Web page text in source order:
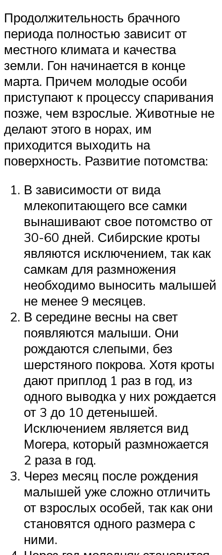
Продолжительность брачного
периода полностью зависит от
местного климата и качества
земли. Гон начинается в конце
марта. Причем молодые особи
приступают к процессу спаривания
позже, чем взрослые. Животные не
делают этого в норах, им
приходится выходить на
поверхность. Развитие потомства:
В зависимости от вида
млекопитающего все самки
вынашивают свое потомство от
30-60 дней. Сибирские кроты
являются исключением, так как
самкам для размножения
необходимо выносить малышей
не менее 9 месяцев.
В середине весны на свет
появляются малыши. Они
рождаются слепыми, без
шерстяного покрова. Хотя кроты
дают приплод 1 раз в год, из
одного выводка у них рождается
от 3 до 10 детенышей.
Исключением является вид
Могера, который размножается
2 раза в год.
Через месяц после рождения
малышей уже сложно отличить
от взрослых особей, так как они
становятся одного размера с
ними.